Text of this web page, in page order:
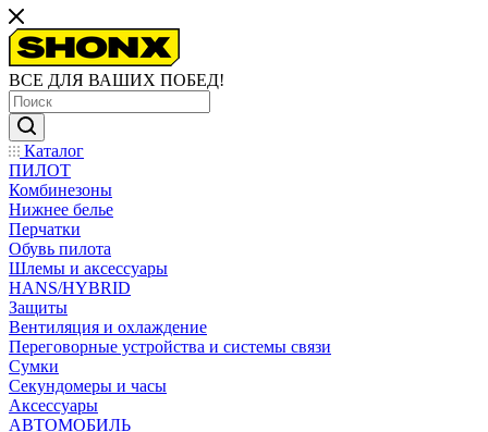
ВСЕ ДЛЯ ВАШИХ ПОБЕД!
Каталог
ПИЛОТ
Комбинезоны
Нижнее белье
Перчатки
Обувь пилота
Шлемы и аксессуары
HANS/HYBRID
Защиты
Вентиляция и охлаждение
Переговорные устройства и системы связи
Сумки
Секундомеры и часы
Аксессуары
АВТОМОБИЛЬ